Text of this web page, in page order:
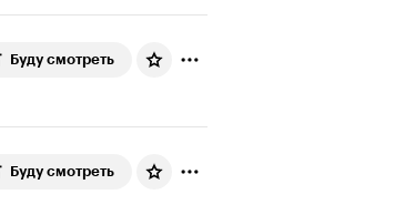
Буду смотреть
Буду смотреть